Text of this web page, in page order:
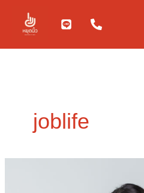
content
joblife